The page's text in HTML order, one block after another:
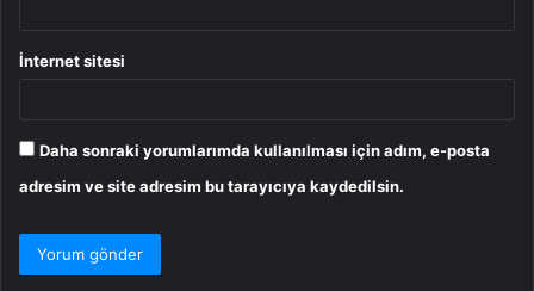
İnternet sitesi
Daha sonraki yorumlarımda kullanılması için adım, e-posta
adresim ve site adresim bu tarayıcıya kaydedilsin.